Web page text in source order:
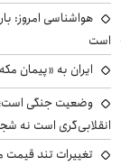
هواشناسی امروز:
است
ایران به «پیمان
وضعیت جنگی است؛
انقلابی‌گری است نه
تغییرات تند قیمت